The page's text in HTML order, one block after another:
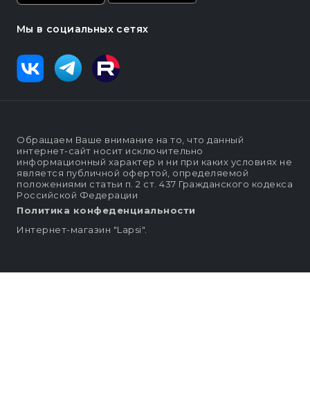
Мы в социальных сетях
Обращаем Ваше внимание на то, что данный
интернет-сайт носит исключительно
информационный характер и ни при каких условиях не
является публичной офертой, определяемой
положениями статьи п. 2 ст. 437 Гражданского кодекса
Российской Федерации
Политика конфеденциальности
Интернет-магазин "Lapsi".